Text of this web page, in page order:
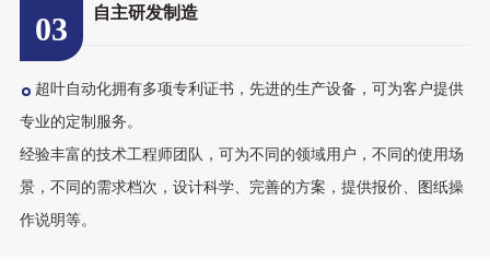
03 自主研发制造
超叶自动化拥有多项专利证书，先进的生产设备，可为客户提供
专业的定制服务。
经验丰富的技术工程师团队，可为不同的领域用户，不同的使用场
景，不同的需求档次，设计科学、完善的方案，提供报价、图纸操
作说明等。